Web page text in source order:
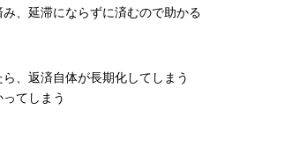
、延滞にならずに済むので助かる
、返済自体が長期化してしまう
てしまう